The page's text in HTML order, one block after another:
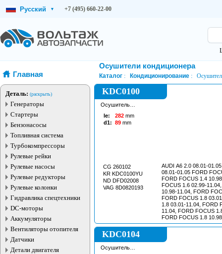
Русский ▾ +7 (495) 660-22-00
Главная
Деталь: (раскрыть)
Генераторы
Стартеры
Бензонасосы
Топливная система
Турбокомпрессоры
Рулевые рейки
Рулевые насосы
Рулевые редукторы
Рулевые колонки
Гидравлика спецтехники
DC-моторы
Аккумуляторы
Вентиляторы отопителя
Датчики
Детали двигателя
Осушители кондиционера
Каталог Кондиционирование
KDC0100
Осушитель
le:
282 mm
d1: 89 mm
CG 260102
KR KDC0100YU
ND DFD02008
VAG 8D0820193
AUDI A6 2.0 08.01-
08.01-01.05 FORD
FORD FOCUS 1.4
FOCUS 1.6 02.99-
10.98-11.04, FORD
FORD FOCUS 1.8
1.8 03.01-11.04, FORD
11.04, FORD FOCUS
FORD FOCUS 1.8
FOCUS 2.0 02.99-
FOCUS 2.0 10.98-11.04
KDC0104
Осушитель